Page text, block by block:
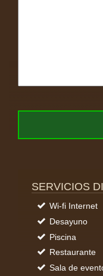
SERVICIOS
Wi-fi Internet
Desayuno
Piscina
Restaurante
Sala de